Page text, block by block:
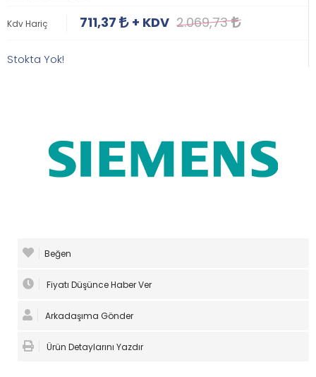
Kdv Hariç 711,37 + KDV 2.069,73
Stokta Yok!
Beğen
Fiyatı Düşünce Haber Ver
Arkadaşıma Gönder
Ürün Detaylarını Yazdır